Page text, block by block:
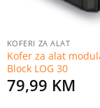
KOFERI ZA ALAT
Kofer za alat
Block LOG 30
79,99 KM